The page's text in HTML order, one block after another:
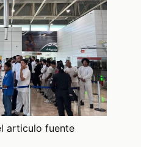
articulo fuente